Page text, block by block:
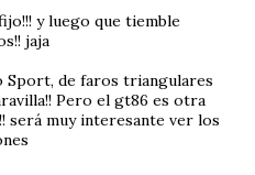
y luego que tiemble
jaja
Sport, de faros triangulares
Pero el gt86 es otra
será muy interesante ver los